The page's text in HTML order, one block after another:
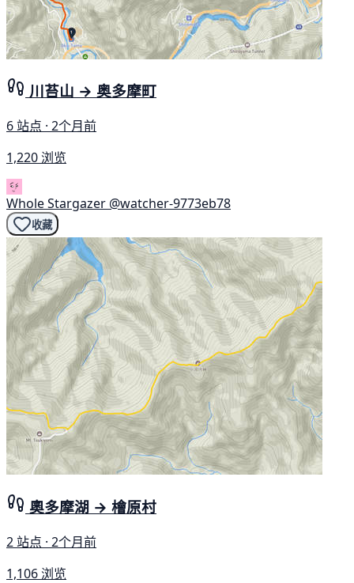
川苔山 → 奥多摩町
6 站点 · 2个月前
1,220 浏览
Whole Stargazer @watcher-9773eb78
收藏
奧多摩湖 → 檜原村
2 站点 · 2个月前
1,106 浏览